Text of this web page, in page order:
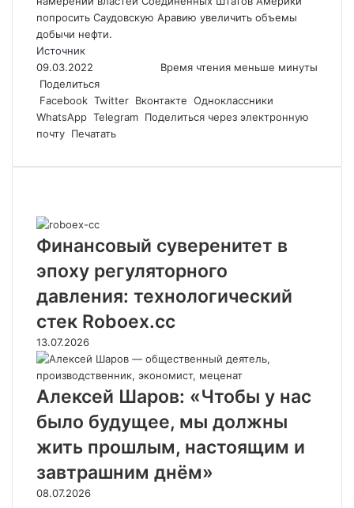
попросить Саудовскую Аравию увеличить объемы
добычи нефти.
Источник
09.03.2022
Время чтения меньше минуты
Поделиться
Facebook Twitter Вконтакте Одноклассники
WhatsApp Telegram Поделиться через электронную
почту Печатать
Финансовый суверенитет в
эпоху регуляторного
давления: технологический
стек Roboex.cc
13.07.2026
Алексей Шаров: «Чтобы у нас
было будущее, мы должны
жить прошлым, настоящим и
завтрашним днём»
08.07.2026